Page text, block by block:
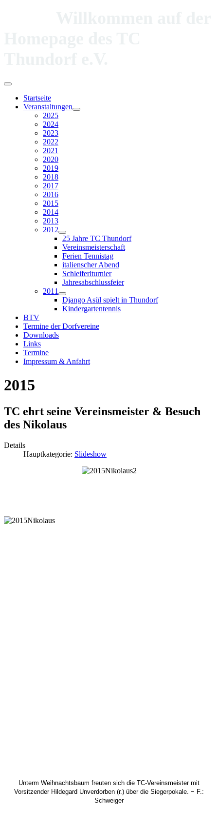
Startseite
Veranstaltungen
2025
2024
2023
2022
2021
2020
2019
2018
2017
2016
2015
2014
2013
2012
25 Jahre TC Thundorf
Vereinsmeisterschaft
Ferien Tennistag
italienscher Abend
Schleiferlturnier
Jahresabschlussfeier
2011
Django Asül spielt in Thundorf
Kindergartentennis
BTV
Termine der Dorfvereine
Downloads
Links
Termine
Impressum & Anfahrt
2015
TC ehrt seine Vereinsmeister & Besuch
des Nikolaus
Details
Hauptkategorie: Slideshow
Unterm Weihnachtsbaum freuten sich die TC-Vereinsmeister mit
Vorsitzender Hildegard Unverdorben (r.) über die Siegerpokale. − F.:
Schweiger